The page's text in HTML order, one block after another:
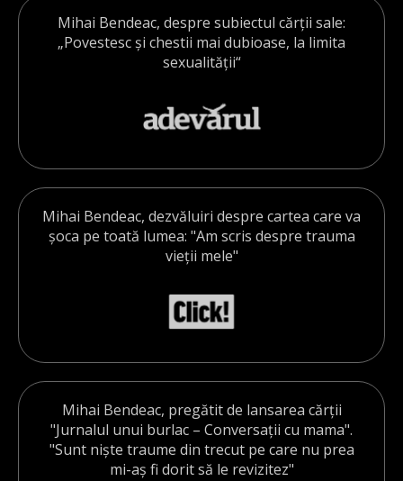
Mihai Bendeac, despre subiectul cărţii sale:
„Povestesc şi chestii mai dubioase, la limita
sexualităţii“
Mihai Bendeac, dezvăluiri despre cartea care va
șoca pe toată lumea: "Am scris despre trauma
vieții mele"
Mihai Bendeac, pregătit de lansarea cărții
"Jurnalul unui burlac – Conversații cu mama".
"Sunt niște traume din trecut pe care nu prea
mi-aș fi dorit să le revizitez"